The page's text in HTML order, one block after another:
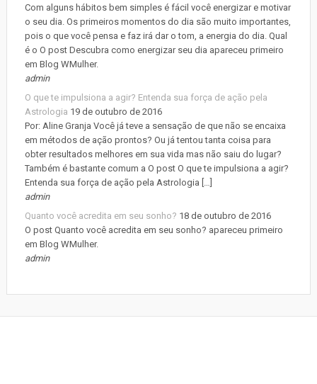
Com alguns hábitos bem simples é fácil você energizar e motivar
o seu dia. Os primeiros momentos do dia são muito importantes,
pois o que você pensa e faz irá dar o tom, a energia do dia. Qual
é o O post Descubra como energizar seu dia apareceu primeiro
em Blog WMulher.
admin
O que te impulsiona a agir? Entenda sua força de ação pela
Astrologia 19 de outubro de 2016
Por: Aline Granja Você já teve a sensação de que não se encaixa
em métodos de ação prontos? Ou já tentou tanta coisa para
obter resultados melhores em sua vida mas não saiu do lugar?
Também é bastante comum a O post O que te impulsiona a agir?
Entenda sua força de ação pela Astrologia […]
admin
Quanto você acredita em seu sonho? 18 de outubro de 2016
O post Quanto você acredita em seu sonho? apareceu primeiro
em Blog WMulher.
admin